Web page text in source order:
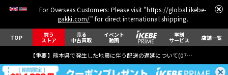
For Overseas Customers: Please visit "https://global.ikebe-
gakki.com/" for direct international shipping.
TOP 買う
ストア
売る
中古買取
イベント
動画
学割
サービス 店舗一覧
【重要】熊本県で発生した地震に伴う配送の遅延について(07月29日